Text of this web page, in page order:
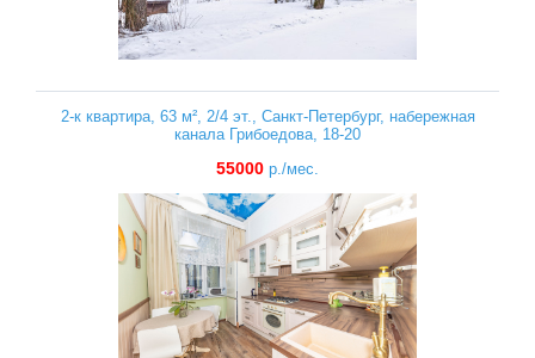
2-к квартира, 63 м², 2/4 эт., Санкт-Петербург, набережная
канала Грибоедова, 18-20
55000 р./мес.